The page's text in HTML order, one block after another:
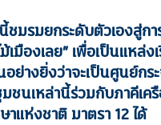
มรมยกระดับตัวเองสู่กา
เมืองเลย” เพื่อเป็นแหล่
ย่างยิ่งว่าจะเป็นศูนย์กร
นเหล่านี้ร่วมกับภาคีเครื
าแห่งชาติ มาตรา 12 ได้